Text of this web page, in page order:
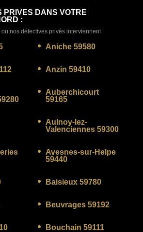
PRIVES DANS VOTRE
:
nos détectives privés interviennent
Aniche 59580
Anzin 59410
Auberchicourt
59165
Aulnoy-lez-
Valenciennes 59300
Avesnes-sur-Helpe
59440
Baisieux 59780
Beuvrages 59192
Bouchain 59111